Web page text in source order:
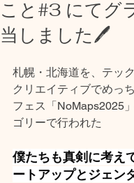
こと#3 にてグ
当しました🖊
札幌・北海道を、テッ
クリエイティブでめっ
フェス「NoMaps2025
ゴリーで行われた
僕たちも真剣に考え
ートアップとジェン